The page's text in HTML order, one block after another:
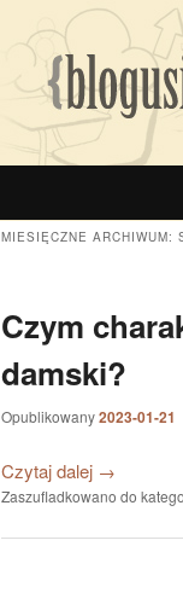
MIESIĘCZNE ARCHIWUM:
Czym
damski?
Opublikowany2023-01-21
Czytaj dalej →
Zaszufladkowano do